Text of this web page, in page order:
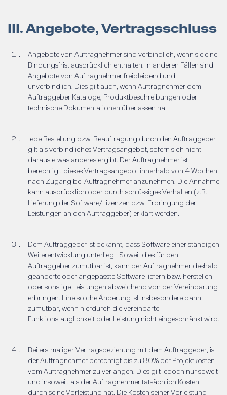
III. Angebote, Vertragsschluss
Angebote von Auftragnehmer sind verbindlich, wenn sie eine
Bindungsfrist ausdrücklich enthalten. In anderen Fällen sind
Angebote von Auftragnehmer freibleibend und
unverbindlich. Dies gilt auch, wenn Auftragnehmer dem
Auftraggeber Kataloge, Produktbeschreibungen oder
technische Dokumentationen überlassen hat.
Jede Bestellung bzw. Beauftragung durch den Auftraggeber
gilt als verbindliches Vertragsangebot, sofern sich nicht
daraus etwas anderes ergibt. Der Auftragnehmer ist
berechtigt, dieses Vertragsangebot innerhalb von 4 Wochen
nach Zugang bei Auftragnehmer anzunehmen. Die Annahme
kann ausdrücklich oder durch schlüssiges Verhalten (z.B.
Lieferung der Software/Lizenzen bzw. Erbringung der
Leistungen an den Auftraggeber) erklärt werden.
Dem Auftraggeber ist bekannt, dass Software einer ständigen
Weiterentwicklung unterliegt. Soweit dies für den
Auftraggeber zumutbar ist, kann der Auftragnehmer deshalb
geänderte oder angepasste Software liefern bzw. herstellen
oder sonstige Leistungen abweichend von der Vereinbarung
erbringen. Eine solche Änderung ist insbesondere dann
zumutbar, wenn hierdurch die vereinbarte
Funktionstauglichkeit oder Leistung nicht eingeschränkt wird.
Bei erstmaliger Vertragsbeziehung mit dem Auftraggeber, ist
der Auftragnehmer berechtigt bis zu 80% der Projektkosten
vom Auftragnehmer zu verlangen. Dies gilt jedoch nur soweit
und insoweit, als der Auftragnehmer tatsächlich Kosten
durch seine Vorleistung hat. Die Kosten seiner Vorleistung